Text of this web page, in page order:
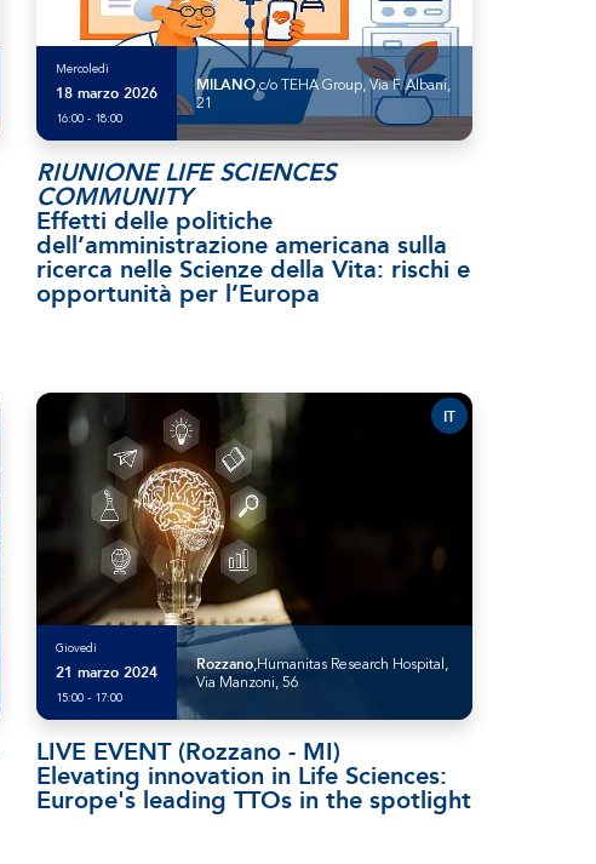
Mercoledì
18 marzo 2026
16:00 - 18:00
MILANO,c/o TEHA Group, Via F. Albani,
21
RIUNIONE LIFE SCIENCES
COMMUNITY
Effetti delle politiche
dell’amministrazione americana sulla
ricerca nelle Scienze della Vita: rischi e
opportunità per l’Europa
Giovedì
21 marzo 2024
15:00 - 17:00
Rozzano,Humanitas Research Hospital,
Via Manzoni, 56
IT
LIVE EVENT (Rozzano - MI)
Elevating innovation in Life Sciences:
Europe's leading TTOs in the spotlight